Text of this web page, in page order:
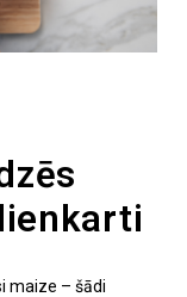
maize – šādi